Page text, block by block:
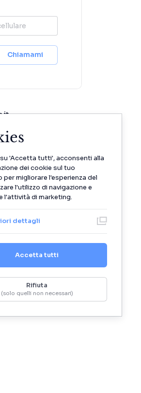
Chiamami
'Accetta tutti', acconsenti alla
dei cookie sul tuo
migliorare l'esperienza del
l'utilizzo di navigazione e
l'attività di marketing.
dettagli
Accetta tutti
Rifiuta
(solo quelli non necessari)